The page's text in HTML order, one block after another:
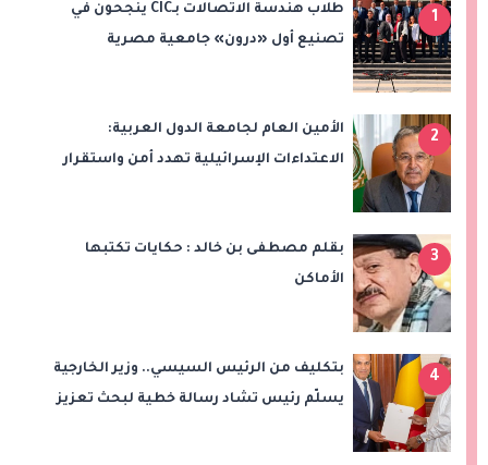
1
طلاب هندسة الاتصالات بـCIC ينجحون في
تصنيع أول «درون» جامعية مصرية
2
الأمين العام لجامعة الدول العربية:
الاعتداءات الإسرائيلية تهدد أمن واستقرار
3
بقلم مصطفى بن خالد : حكايات تكتبها
الأماكن
4
بتكليف من الرئيس السيسي.. وزير الخارجية
يسلّم رئيس تشاد رسالة خطية لبحث تعزيز